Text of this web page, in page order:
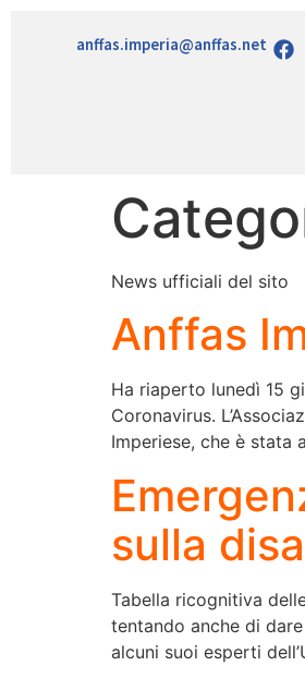
anffas.imperia@anffas.net
News ufficiali del sito
Anffas
Ha riaperto lunedì 15
Coronavirus.
Imperiese, che è
sulla
Tabella ricognitiva
tentando anche di
alcuni suoi esperti